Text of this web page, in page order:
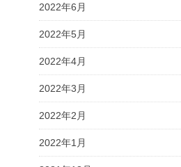
2022年6月
2022年5月
2022年4月
2022年3月
2022年2月
2022年1月